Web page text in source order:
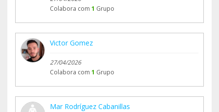
Colabora com 1 Grupo
Victor Gomez
27/04/2026
Colabora com 1 Grupo
Mar Rodríguez Cabanillas